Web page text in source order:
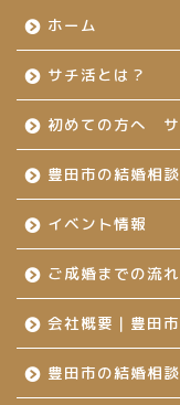
ホーム
サチ活とは？
初めての方へ サ
豊田市の結婚相
イベント情報
ご成婚までの流れ
会社概要｜豊田
豊田市の結婚相